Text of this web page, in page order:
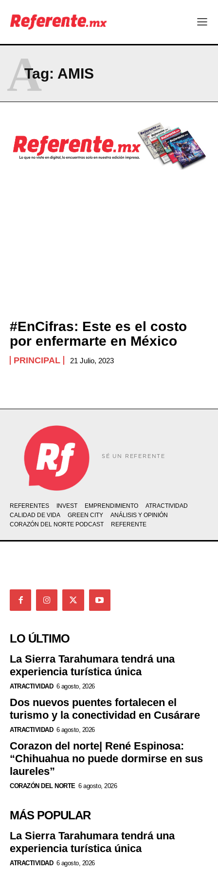
Company
CONTACT
PRIVACY POLICY
Tag: AMIS
A
#EnCifras: Este es el costo
por enfermarte en México
PRINCIPAL 21 Julio, 2023
SÉ UN REFERENTE
REFERENTES INVEST EMPRENDIMIENTO
ATRACTIVIDAD
CALIDAD DE VIDA
GREEN CITY
ANÁLISIS Y OPINIÓN
CORAZÓN DEL NORTE PODCAST
REFERENTE
LO ÚLTIMO
La Sierra Tarahumara tendrá una
experiencia turística única
ATRACTIVIDAD 6 agosto, 2026
Dos nuevos puentes fortalecen el
turismo y la conectividad en Cusárare
ATRACTIVIDAD 6 agosto, 2026
Corazon del norte| René Espinosa:
“Chihuahua no puede dormirse en sus
laureles”
CORAZÓN DEL NORTE 6 agosto, 2026
MÁS POPULAR
La Sierra Tarahumara tendrá una
experiencia turística única
ATRACTIVIDAD 6 agosto, 2026